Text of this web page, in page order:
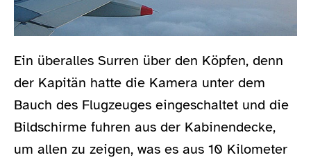
Ein überalles Surren über den Köpfen, denn
der Kapitän hatte die Kamera unter dem
Bauch des Flugzeuges eingeschaltet und die
Bildschirme fuhren aus der Kabinendecke,
um allen zu zeigen, was es aus 10 Kilometer